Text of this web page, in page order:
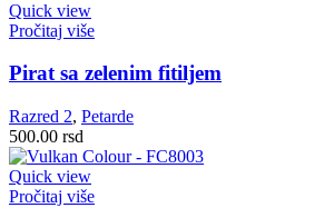
Quick view
Pročitaj više
Pirat sa zelenim fitiljem
Razred 2, Petarde
500.00 rsd
Quick view
Pročitaj više